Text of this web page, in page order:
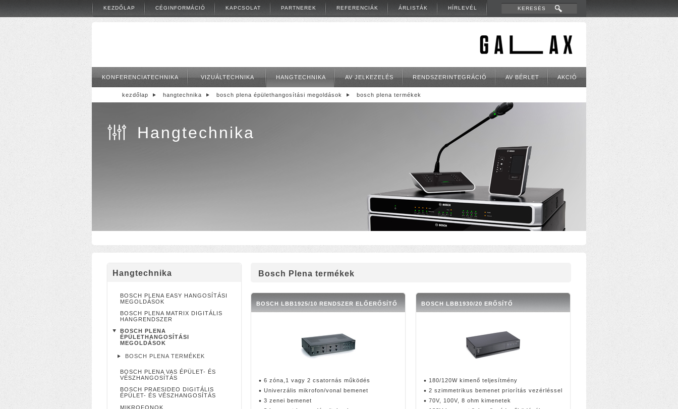
KEZDŐLAP CÉGINFORMÁCIÓ KAPCSOLAT PARTNEREK REFERENCIÁK ÁRLISTÁK HÍRLEVÉL
KONFERENCIATECHNIKA VIZUÁLTECHNIKA HANGTECHNIKA AV JELKEZELÉS RENDSZERINTEGRÁCIÓ AV BÉRLET AKCIÓ
kezdőlap hangtechnika bosch plena épülethangosítási megoldások bosch plena termékek
Hangtechnika
Hangtechnika
BOSCH PLENA EASY HANGOSÍTÁSI
MEGOLDÁSOK
BOSCH PLENA MATRIX DIGITÁLIS
HANGRENDSZER
BOSCH PLENA
ÉPÜLETHANGOSÍTÁSI
MEGOLDÁSOK
BOSCH PLENA TERMÉKEK
BOSCH PLENA VAS ÉPÜLET- ÉS
VÉSZHANGOSÍTÁS
BOSCH PRAESIDEO DIGITÁLIS
ÉPÜLET- ÉS VÉSZHANGOSÍTÁS
MIKROFONOK
Bosch Plena termékek
BOSCH LBB1925/10 RENDSZER ELŐERŐSÍTŐ
6 zóna,1 vagy 2 csatornás működés
Univerzális mikrofon/vonal bemenet
3 zenei bemenet
BOSCH LBB1930/20 ERŐSÍTŐ
180/120W kimenő teljesítmény
2 szimmetrikus bemenet priorítás vezérléssel
70V, 100V, 8 ohm kimenetek